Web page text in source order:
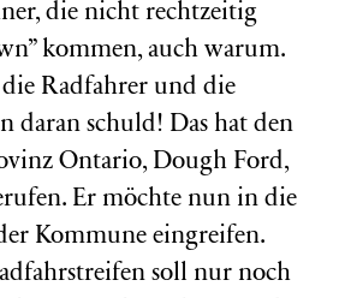
die nicht rechtzeitig
kommen, auch warum.
Radfahrer und die
daran schuld! Das hat den
Ontario, Dough Ford,
Er möchte nun in die
Kommune eingreifen.
soll nur noch